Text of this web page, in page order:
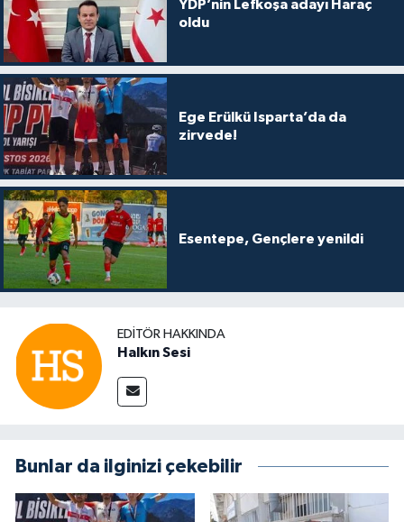
YDP’nin Lefkoşa adayı Haraç
oldu
Ege Erülkü Isparta’da da
zirvede!
Esentepe, Gençlere yenildi
EDITÖR HAKKINDA
Halkın Sesi
Bunlar da ilginizi çekebilir